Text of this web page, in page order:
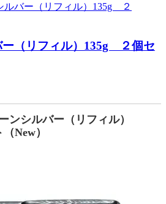
ー（リフィル）135g ２個セ
シルバー（リフィル）
New）